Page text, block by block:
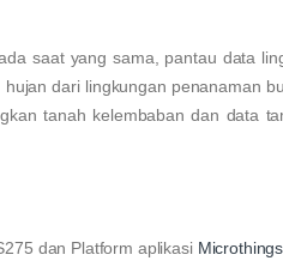
saat yang sama, pantau data
dari lingkungan penanaman
tanah kelembaban dan data
dan Platform aplikasi Microthings